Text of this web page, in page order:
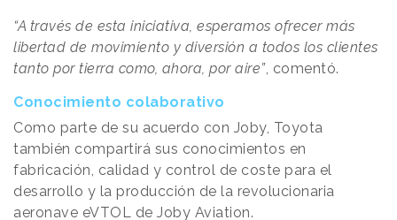
“A través de esta iniciativa, esperamos ofrecer más
libertad de movimiento y diversión a todos los clientes
tanto por tierra como, ahora, por aire”, comentó.
Conocimiento colaborativo
Como parte de su acuerdo con Joby, Toyota
también compartirá sus conocimientos en
fabricación, calidad y control de coste para el
desarrollo y la producción de la revolucionaria
aeronave eVTOL de Joby Aviation.